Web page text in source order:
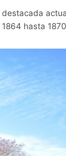
hasta